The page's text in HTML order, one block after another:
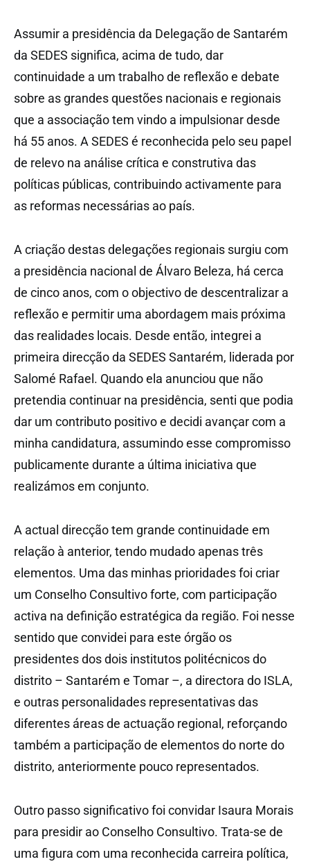
Assumir a presidência da Delegação de Santarém
da SEDES significa, acima de tudo, dar
continuidade a um trabalho de reflexão e debate
sobre as grandes questões nacionais e regionais
que a associação tem vindo a impulsionar desde
há 55 anos. A SEDES é reconhecida pelo seu papel
de relevo na análise crítica e construtiva das
políticas públicas, contribuindo activamente para
as reformas necessárias ao país.
A criação destas delegações regionais surgiu com
a presidência nacional de Álvaro Beleza, há cerca
de cinco anos, com o objectivo de descentralizar a
reflexão e permitir uma abordagem mais próxima
das realidades locais. Desde então, integrei a
primeira direcção da SEDES Santarém, liderada por
Salomé Rafael. Quando ela anunciou que não
pretendia continuar na presidência, senti que podia
dar um contributo positivo e decidi avançar com a
minha candidatura, assumindo esse compromisso
publicamente durante a última iniciativa que
realizámos em conjunto.
A actual direcção tem grande continuidade em
relação à anterior, tendo mudado apenas três
elementos. Uma das minhas prioridades foi criar
um Conselho Consultivo forte, com participação
activa na definição estratégica da região. Foi nesse
sentido que convidei para este órgão os
presidentes dos dois institutos politécnicos do
distrito – Santarém e Tomar –, a directora do ISLA,
e outras personalidades representativas das
diferentes áreas de actuação regional, reforçando
também a participação de elementos do norte do
distrito, anteriormente pouco representados.
Outro passo significativo foi convidar Isaura Morais
para presidir ao Conselho Consultivo. Trata-se de
uma figura com uma reconhecida carreira política,